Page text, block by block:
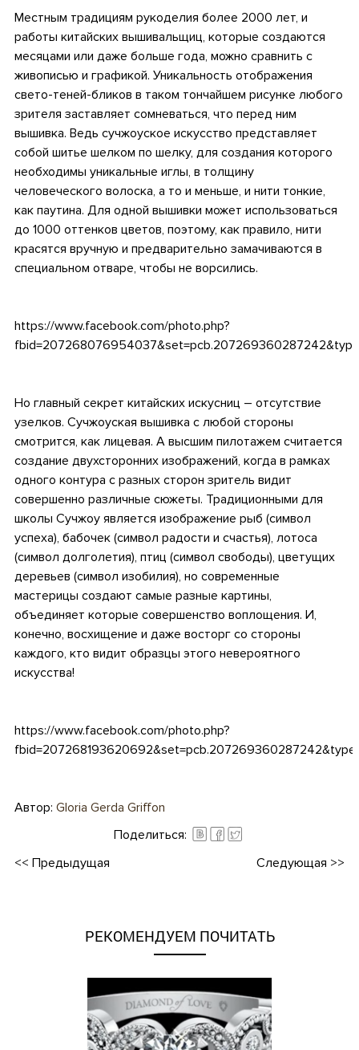
Местным традициям рукоделия более 2000 лет, и
работы китайских вышивальщиц, которые создаются
месяцами или даже больше года, можно сравнить с
живописью и графикой. Уникальность отображения
свето-теней-бликов в таком тончайшем рисунке любого
зрителя заставляет сомневаться, что перед ним
вышивка. Ведь сучжоуское искусство представляет
собой шитье шелком по шелку, для создания которого
необходимы уникальные иглы, в толщину
человеческого волоска, а то и меньше, и нити тонкие,
как паутина. Для одной вышивки может использоваться
до 1000 оттенков цветов, поэтому, как правило, нити
красятся вручную и предварительно замачиваются в
специальном отваре, чтобы не ворсились.
https://www.facebook.com/photo.php?
Но главный секрет китайских искусниц – отсутствие
узелков. Сучжоуская вышивка с любой стороны
смотрится, как лицевая. А высшим пилотажем считается
создание двухсторонних изображений, когда в рамках
одного контура с разных сторон зритель видит
совершенно различные сюжеты. Традиционными для
школы Сучжоу является изображение рыб (символ
успеха), бабочек (символ радости и счастья), лотоса
(символ долголетия), птиц (символ свободы), цветущих
деревьев (символ изобилия), но современные
мастерицы создают самые разные картины,
объединяет которые совершенство воплощения. И,
конечно, восхищение и даже восторг со стороны
каждого, кто видит образцы этого невероятного
искусства!
https://www.facebook.com/photo.php?
Автор: Gloria Gerda Griffon
Поделиться:
<< Предыдущая Следующая >>
РЕКОМЕНДУЕМ ПОЧИТАТЬ